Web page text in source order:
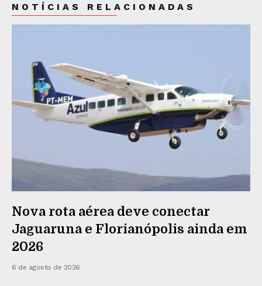
NOTÍCIAS RELACIONADAS
Nova rota aérea deve conectar
Jaguaruna e Florianópolis ainda em
2026
6 de agosto de 2026